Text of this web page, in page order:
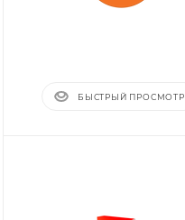
БЫСТРЫЙ ПРОСМОТР